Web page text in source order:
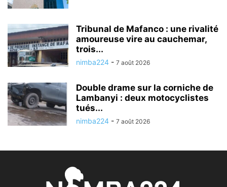
Tribunal de Mafanco : une rivalité
amoureuse vire au cauchemar,
trois...
nimba224 - 7 août 2026
Double drame sur la corniche de
Lambanyi : deux motocyclistes
tués...
nimba224 - 7 août 2026